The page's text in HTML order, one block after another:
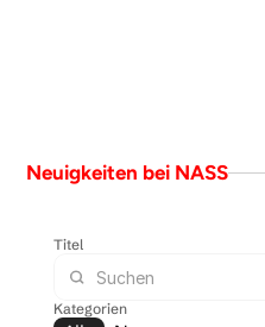
Neuigkeiten bei NASS
Titel
Kategorien